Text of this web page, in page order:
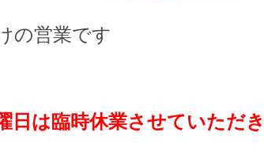
の営業です
日は臨時休業させていただ